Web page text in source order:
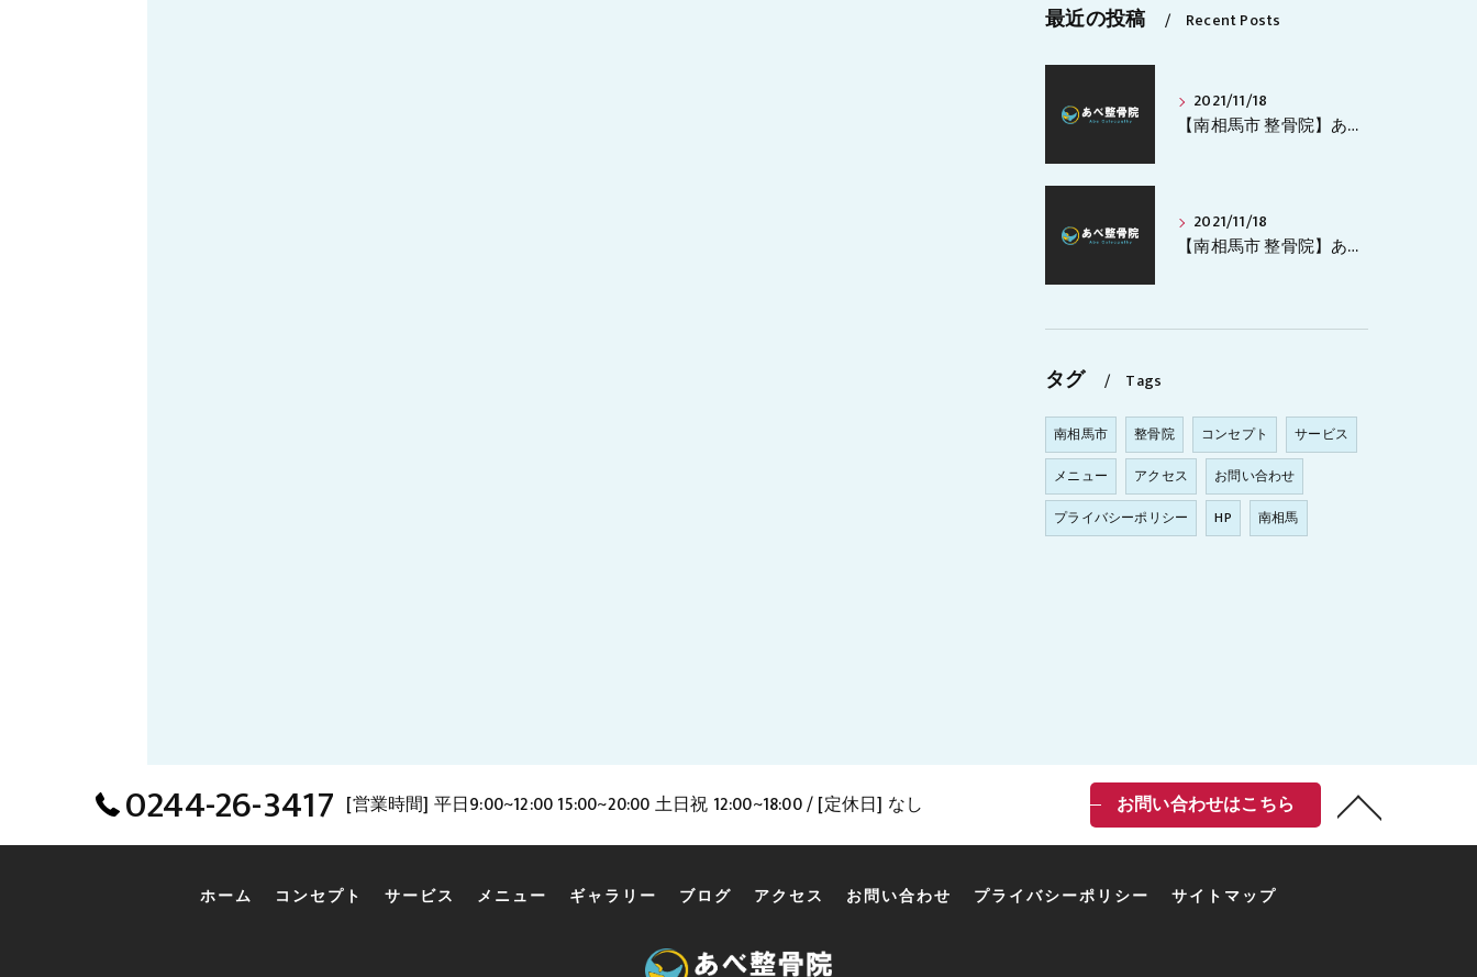
最近の投稿 Recent Posts
2021/11/18
【南相馬市 整骨院】あべ整骨院のHP公開します。
2021/11/18
【南相馬市 整骨院】あべ整骨院のHP公開しました！
タグ Tags
南相馬市 整骨院 コンセプト
サービス
メニュー
アクセス
お問い合わせ
プライバシーポリシー
HP 南相馬
0244-26-3417 [営業時間] 平日9:00~12:00 15:00~20:00 土日祝 12:00~18:00 / [定休日] なし お問い合わせはこちら
ホーム コンセプト サービス メニュー ギャラリー ブログ アクセス お問い合わせ プライバシーポリシー サイトマップ